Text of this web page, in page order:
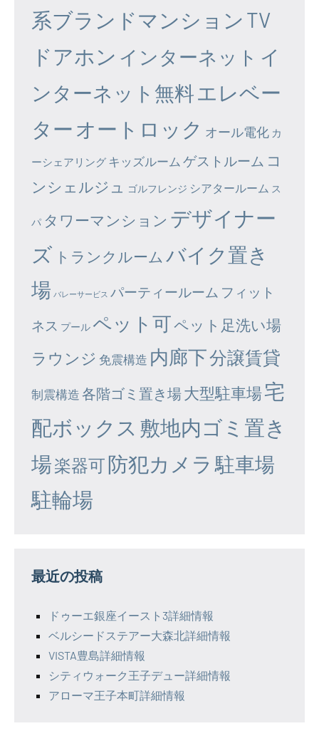
系ブランドマンション TV
ドアホン インターネット イ
ンターネット無料エレベー
ター オートロック オール電化 カ
ーシェアリング キッズルーム ゲストルーム コ
ンシェルジュ
ゴルフレンジ シアタールーム ス
パ タワーマンション デザイナー
ズ トランクルーム バイク置き
場 バレーサービス パーティールーム フィット
ネス プール ペット可ペット足洗い場
ラウンジ 免震構造 内廊下分譲賃貸
制震構造 各階ゴミ置き場大型駐車場宅
配ボックス 敷地内ゴミ置き
場楽器可防犯カメラ 駐車場
駐輪場
最近の投稿
ドゥーエ銀座イースト3詳細情報
ベルシードステアー大森北詳細情報
VISTA豊島詳細情報
シティウォーク王子デュー詳細情報
アローマ王子本町詳細情報